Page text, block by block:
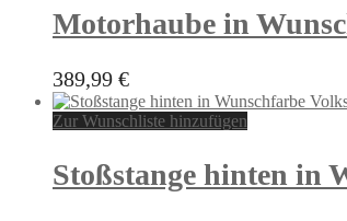
Motorhaube in
389,99 €
Zur Wunschliste hinzufügen
Stoßstange hinten in